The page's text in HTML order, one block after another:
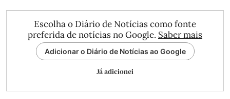
Escolha o Diário de Notícias como fonte
preferida de notícias no Google. Saber mais
Adicionar o Diário de Notícias ao Google
Já adicionei